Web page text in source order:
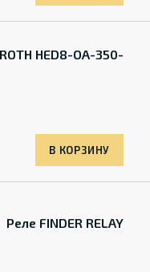
HED8-OA-350-
В КОРЗИНУ
Реле FINDER RELAY